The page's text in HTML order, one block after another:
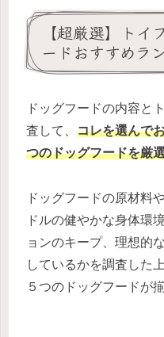
【超厳選】トイ
ードおすすめラ
ドッグフードの内容と
査して、 コレを選んで
つのドッグフードを厳
ドッグフードの原材料
ドルの健やかな身体環
ョンのキープ、理想的
しているかを調査した
５つのドッグフードが